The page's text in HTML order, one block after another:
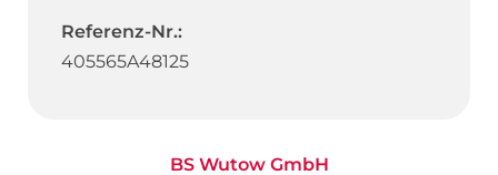
Referenz-Nr.:
405565A48125
BS Wutow GmbH